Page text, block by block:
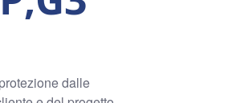
dalle